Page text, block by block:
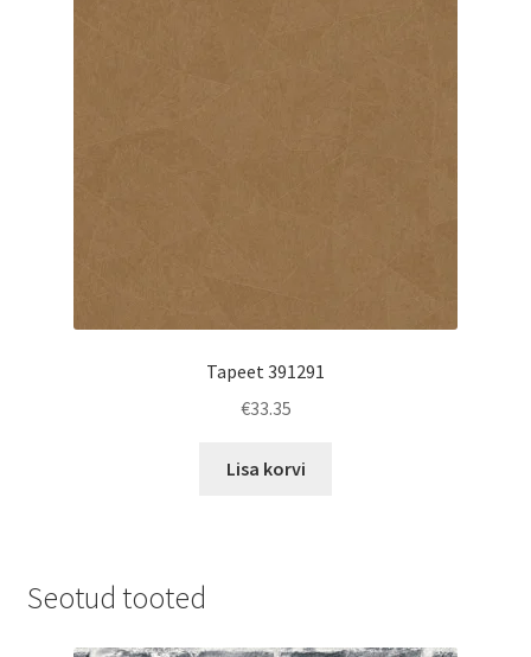
Tapeet 391291
€33.35
Lisa korvi
Seotud tooted